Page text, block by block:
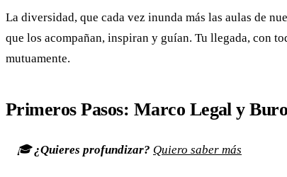
La diversidad, que cada vez inunda más las aulas de
que los acompañan, inspiran y guían. Tu llegada, con
mutuamente.
Primeros Pasos: Marco Legal y
🎓¿Quieres profundizar? Quiero saber más